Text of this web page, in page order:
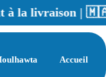
à la livraison |
Accueil